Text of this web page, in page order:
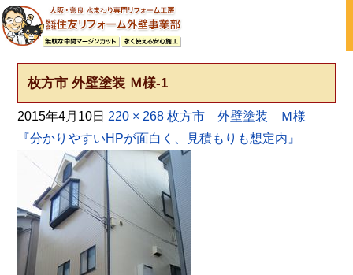
枚方市 外壁塗装 Ｍ様-1
2015年4月10日 220 × 268 枚方市 外壁塗装 Ｍ様
『分かりやすいHPが面白く、見積もりも想定内』